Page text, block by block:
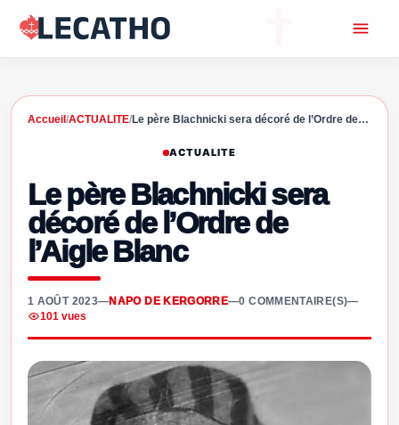
Accueil /ACTUALITE/Le père Blachnicki sera décoré de l’Ordre de…
ACTUALITE
Le père Blachnicki sera
décoré de l’Ordre de
l’Aigle Blanc
1 AOÛT 2023—NAPO DE KERGORRE—0 COMMENTAIRE(S)—
101 vues